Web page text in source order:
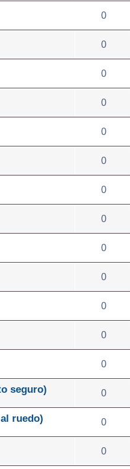
0
0
0
0
0
0
0
0
0
0
0
0
0
seguro) 0
ruedo) 0
0